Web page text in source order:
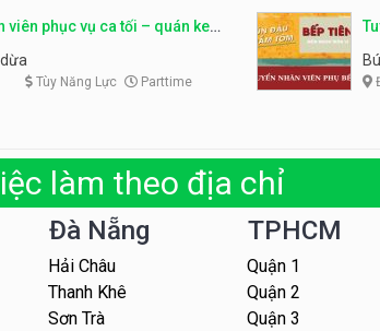
viên phục vụ ca tối – quán kem
Tùy Năng Lực Parttime
làm theo địa chỉ
Đà Nẵng
Hải Châu
Thanh Khê
Sơn Trà
TPHCM
Quận 1
Quận 2
Quận 3